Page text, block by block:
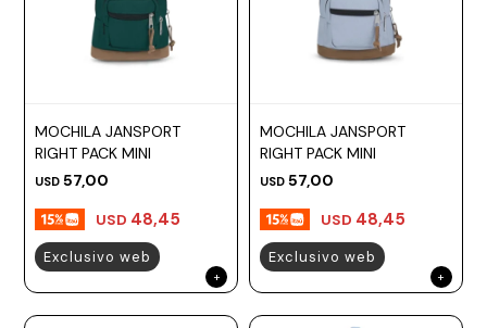
MOCHILA JANSPORT
RIGHT PACK MINI
USD 57,00
USD 48,45
Exclusivo web
MOCHILA JANSPORT
RIGHT PACK MINI
USD 57,00
USD 48,45
Exclusivo web